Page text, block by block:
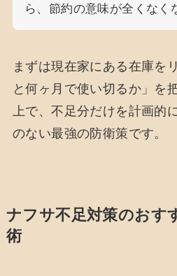
ら、節約の意味が全くなく
まずは現在家にある在庫を
と何ヶ月で使い切るか」を
上で、不足分だけを計画的
のない最強の防衛策です。
ナフサ不足対策のおす
術